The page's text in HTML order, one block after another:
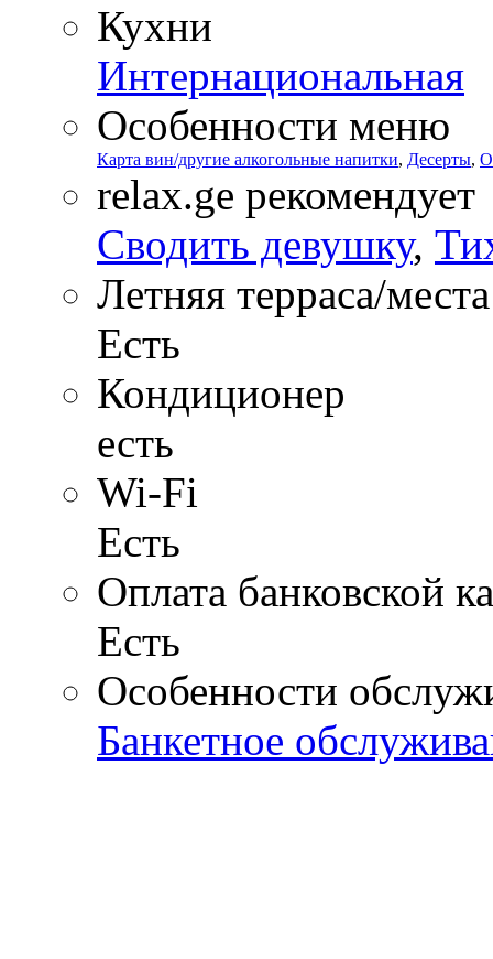
Кухни
Интернациональная
Особенности меню
Карта вин/другие алкогольные напитки, Десерты,
relax.ge рекомендует
Сводить девушку,
Летняя терраса/
Есть
Кондиционер
есть
Wi-Fi
Есть
Оплата банковской
Есть
Особенности
Банкетное